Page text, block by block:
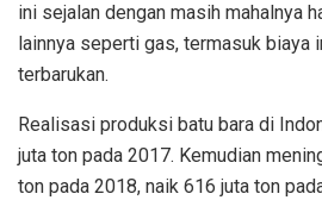
ini sejalan dengan masih mahalnya
lainnya seperti gas, termasuk biaya
terbarukan.
Realisasi produksi batu bara di
juta ton pada 2017. Kemudian
ton pada 2018, naik 616 juta ton